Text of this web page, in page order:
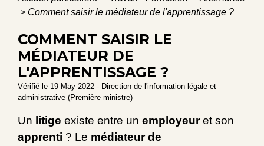
> Comment saisir le médiateur de l'apprentissage ?
COMMENT SAISIR LE
MÉDIATEUR DE
L'APPRENTISSAGE ?
Vérifié le 19 May 2022 - Direction de l'information légale et
administrative (Première ministre)
Un litige existe entre un employeuret son
apprenti ? Le médiateur de